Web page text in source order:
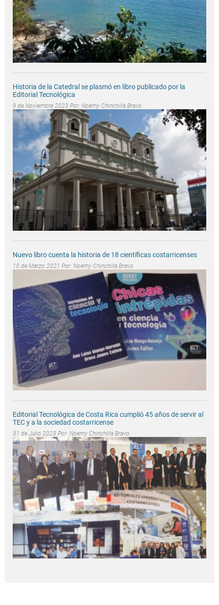
Historia de la Catedral se plasmó en libro publicado por la
Editorial Tecnológica
9 de Noviembre 2023 Por: Noemy Chinchilla Bravo
Nuevo libro cuenta la historia de 18 científicas costarricenses
10 de Marzo 2021 Por: Noemy Chinchilla Bravo
Editorial Tecnológica de Costa Rica cumplió 45 años de servir al
TEC y a la sociedad costarricense
31 de Julio 2023 Por: Noemy Chinchilla Bravo